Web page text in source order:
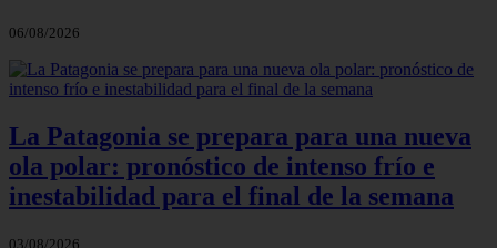
06/08/2026
La Patagonia se prepara para una nueva
ola polar: pronóstico de intenso frío e
inestabilidad para el final de la semana
03/08/2026